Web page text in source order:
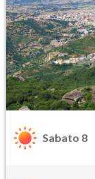
Sabato 8